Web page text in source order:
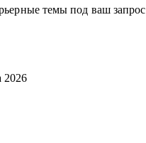
темы под ваш запрос
2026